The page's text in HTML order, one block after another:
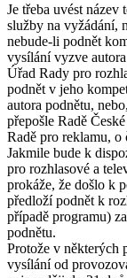
Je třeba uvést
služby na vyžádání,
nebude-li podnět
vysílání vyzve
Úřad Rady pro
podnět v jeho
autora podnětu,
přepošle Radě
Radě pro reklamu, o
Jakmile bude k
pro rozhlasové a
prokáže, že došlo k
předloží podnět k
případě programu)
podnětu.
Protože v některých
vysílání od